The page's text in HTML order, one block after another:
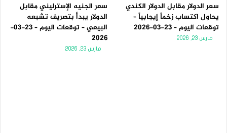
سعر الدولار مقابل الدولار الكندي
يحاول اكتساب زخماً إيجابياً –
توقعات اليوم – 23-03-2026
مارس 23, 2026
سعر الجنيه الإسترليني مقابل
الدولار يبدأ بتصريف تشبعه
البيعي – توقعات اليوم – 23-03-
2026
مارس 23, 2026